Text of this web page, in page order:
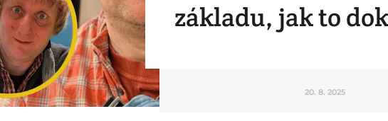
základu, jak to
20. 8. 2025